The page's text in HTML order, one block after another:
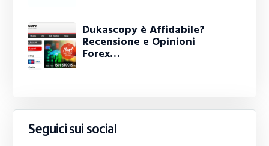
Dukascopy è Affidabile?
Recensione e Opinioni
Forex…
Seguici sui social